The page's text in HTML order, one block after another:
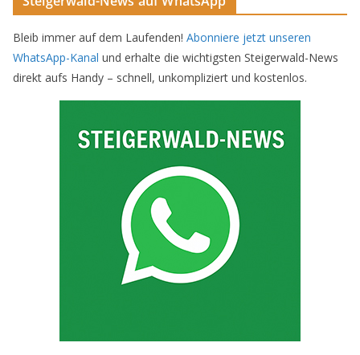
Bleib immer auf dem Laufenden! Abonniere jetzt unseren
WhatsApp-Kanal und erhalte die wichtigsten Steigerwald-News
direkt aufs Handy – schnell, unkompliziert und kostenlos.